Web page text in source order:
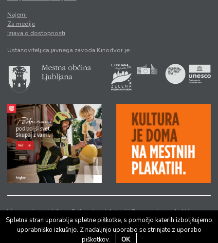
Najemi
Za medije
Izjava o dostopnosti
Ustanoviteljica javnega zavoda Kinodvor je:
Vse pravice pridržane © Kinodvor |Avtorji|Pravno obvestilo|Varstvo
osebnih podatkov
Spletna stran uporablja spletne piškotke, s pomočjo katerih izboljšujemo
uporabniško izkušnjo. Z nadaljnjo uporabo se strinjate z uporabo
piškotkov.
OK